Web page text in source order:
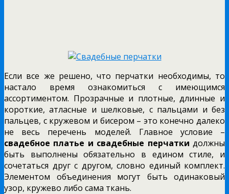
Если все же решено, что перчатки необходимы, то
настало время ознакомиться с имеющимся
ассортиментом. Прозрачные и плотные, длинные и
короткие, атласные и шелковые, с пальцами и без
пальцев, с кружевом и бисером – это конечно далеко
не весь перечень моделей. Главное условие –
свадебное платье и свадебные перчатки должны
быть выполнены обязательно в едином стиле, и
сочетаться друг с другом, словно единый комплект.
Элементом объединения могут быть одинаковый
узор, кружево либо сама ткань.